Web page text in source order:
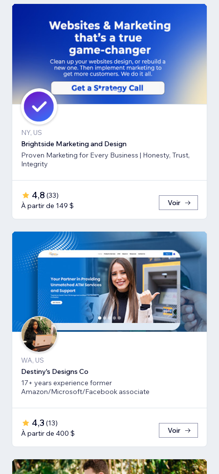
NY, US
Brightside Marketing and Design
Proven Marketing for Every Business | Honesty, Trust,
Integrity
4,8 (33)
À partir de 149 $
Voir
WA, US
Destiny's Designs Co
17+ years experience former
Amazon/Microsoft/Facebook associate
4,3 (13)
À partir de 400 $
Voir